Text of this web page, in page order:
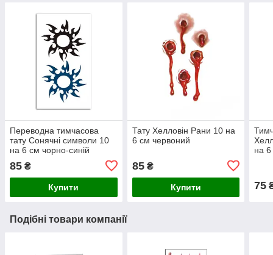
Переводна тимчасова
тату Сонячні символи 10
на 6 см чорно-синій
85 ₴
Купити
Тату Хелловін Рани 10 на
6 см червоний
85₴
Купити
на
75
Подібні товари компанії